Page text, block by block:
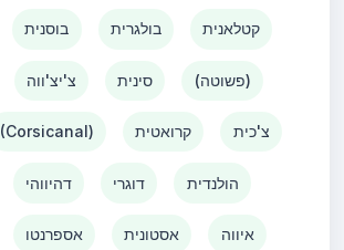
בוסנית בולגרית קטלאנית
צ'יצ'ווה סינית (פשוטה)
(Corsicanal) קרואטית צ'כית
דהיווהי דוגרי הולנדית
אספרנטו אסטונית איווה